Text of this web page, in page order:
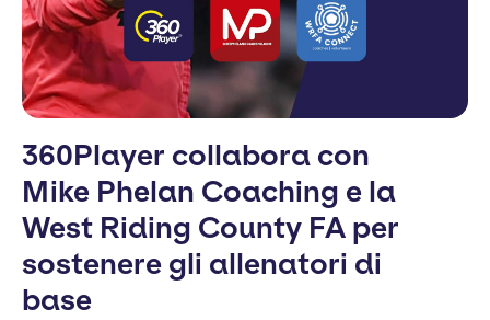
360Player collabora con
Mike Phelan Coaching e la
West Riding County FA per
sostenere gli allenatori di
base